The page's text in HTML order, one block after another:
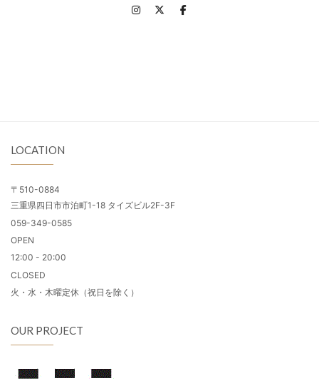
LOCATION
〒510-0884
三重県四日市市泊町1-18 タイズビル2F-3F
059-349-0585
OPEN
12:00 - 20:00
CLOSED
火・水・木曜定休（祝日を除く）
OUR PROJECT